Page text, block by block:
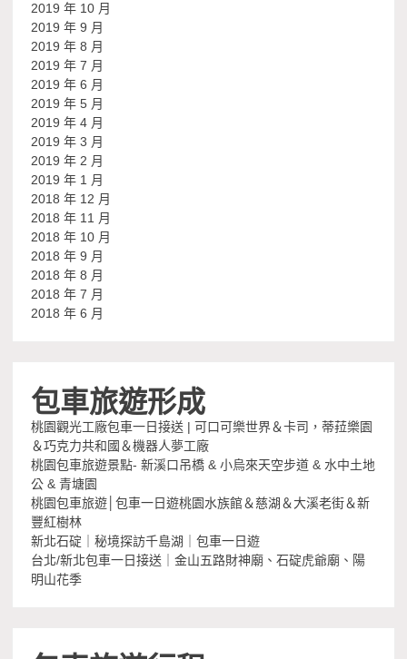
2019 年 10 月
2019 年 9 月
2019 年 8 月
2019 年 7 月
2019 年 6 月
2019 年 5 月
2019 年 4 月
2019 年 3 月
2019 年 2 月
2019 年 1 月
2018 年 12 月
2018 年 11 月
2018 年 10 月
2018 年 9 月
2018 年 8 月
2018 年 7 月
2018 年 6 月
包車旅遊形成
桃園觀光工廠包車一日接送 | 可口可樂世界＆卡司，蒂菈樂園
＆巧克力共和國＆機器人夢工廠
桃園包車旅遊景點- 新溪口吊橋 & 小烏來天空步道 & 水中土地
公 & 青塘園
桃園包車旅遊│包車一日遊桃園水族館＆慈湖＆大溪老街＆新
豐紅樹林
新北石碇｜秘境探訪千島湖｜包車一日遊
台北/新北包車一日接送｜金山五路財神廟、石碇虎爺廟、陽
明山花季